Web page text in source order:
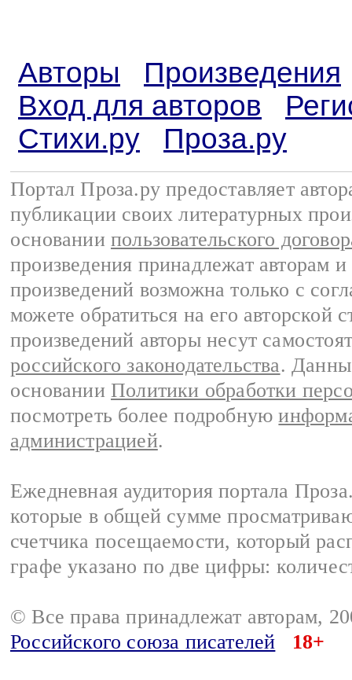
Авторы
Произведения
Вход для авторов
Стихи.ру
Проза.ру
Портал Проза.ру предоставляет
публикации своих литературных
основании пользовательского
произведения принадлежат авторам
произведений возможна только с
можете обратиться на его авторской
произведений авторы несут
российского законодательства.
основании Политики обработки
посмотреть более подробную
администрацией.
Ежедневная аудитория портала
которые в общей сумме
счетчика посещаемости, который
графе указано по две цифры:
© Все права принадлежат авторам,
Российского союза писателей
18+